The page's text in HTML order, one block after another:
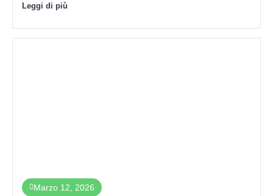
Leggi di più
Marzo 12, 2026